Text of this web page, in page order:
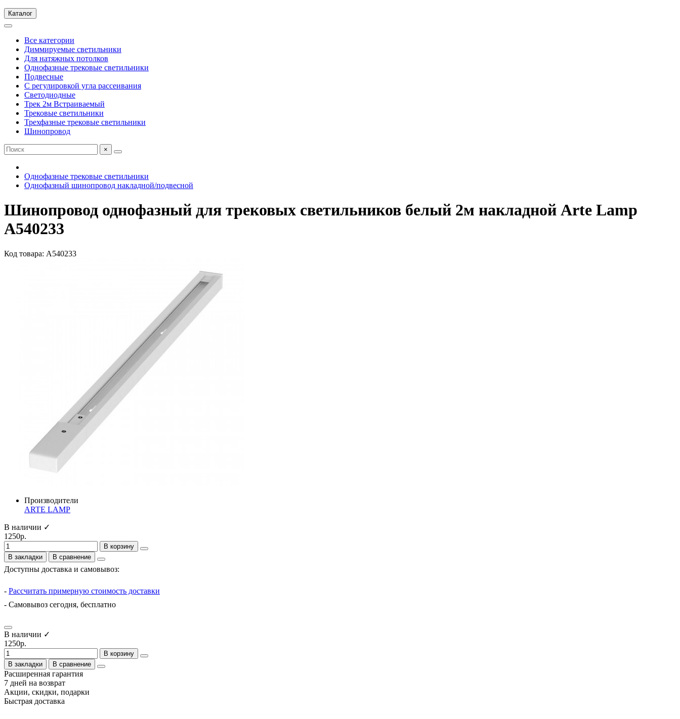
Каталог
Все категории
Диммируемые светильники
Для натяжных потолков
Однофазные трековые светильники
Подвесные
С регулировкой угла рассеивания
Светодиодные
Трек 2м Встраиваемый
Трековые светильники
Трехфазные трековые светильники
Шинопровод
×
Однофазные трековые светильники
Однофазный шинопровод накладной/подвесной
Шинопровод однофазный для трековых светильников белый 2м накладной Arte Lamp
A540233
Код товара: A540233
Производители
ARTE LAMP
В наличии ✓
1250р.
В корзину
В закладки
В сравнение
Доступны доставка и самовывоз:
- Рассчитать примерную стоимость доставки
- Самовывоз сегодня, бесплатно
В наличии ✓
1250р.
В корзину
В закладки
В сравнение
Расширенная гарантия
7 дней на возврат
Акции, скидки, подарки
Быстрая доставка